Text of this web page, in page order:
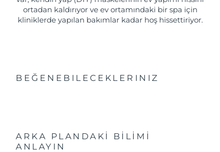
ortadan kaldırıyor ve ev ortamındaki bir spa için
kliniklerde yapılan bakımlar kadar hoş hissettiriyor.
BEĞENEBILECEKLERINIZ
ARKA PLANDAKİ BİLİMİ
ANLAYIN